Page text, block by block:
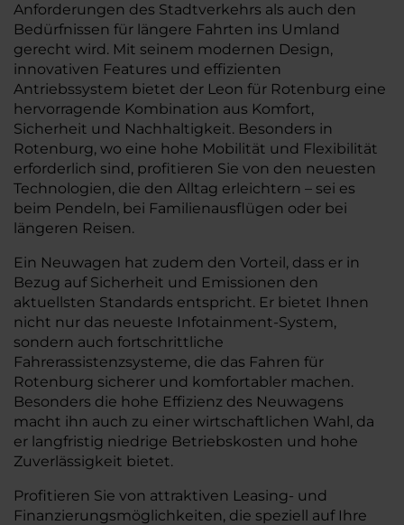
Anforderungen des Stadtverkehrs als auch den
Bedürfnissen für längere Fahrten ins Umland
gerecht wird. Mit seinem modernen Design,
innovativen Features und effizienten
Antriebssystem bietet der Leon für Rotenburg eine
hervorragende Kombination aus Komfort,
Sicherheit und Nachhaltigkeit. Besonders in
Rotenburg, wo eine hohe Mobilität und Flexibilität
erforderlich sind, profitieren Sie von den neuesten
Technologien, die den Alltag erleichtern – sei es
beim Pendeln, bei Familienausflügen oder bei
längeren Reisen.
Ein Neuwagen hat zudem den Vorteil, dass er in
Bezug auf Sicherheit und Emissionen den
aktuellsten Standards entspricht. Er bietet Ihnen
nicht nur das neueste Infotainment-System,
sondern auch fortschrittliche
Fahrerassistenzsysteme, die das Fahren für
Rotenburg sicherer und komfortabler machen.
Besonders die hohe Effizienz des Neuwagens
macht ihn auch zu einer wirtschaftlichen Wahl, da
er langfristig niedrige Betriebskosten und hohe
Zuverlässigkeit bietet.
Profitieren Sie von attraktiven Leasing- und
Finanzierungsmöglichkeiten, die speziell auf Ihre